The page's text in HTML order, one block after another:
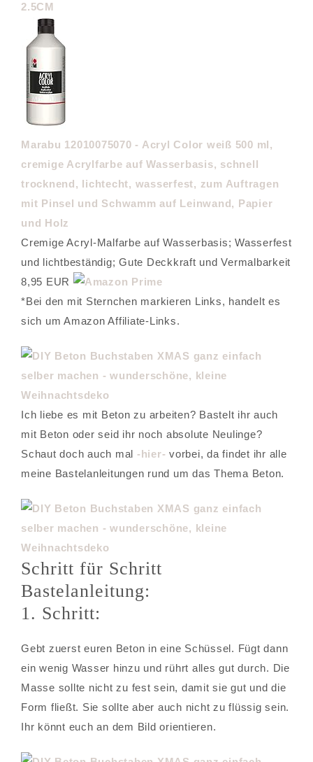
2.5CM
Marabu 12010075070 - Acryl Color weiß 500 ml,
cremige Acrylfarbe auf Wasserbasis, schnell
trocknend, lichtecht, wasserfest, zum Auftragen
mit Pinsel und Schwamm auf Leinwand, Papier
und Holz
Cremige Acryl-Malfarbe auf Wasserbasis; Wasserfest
und lichtbeständig; Gute Deckkraft und Vermalbarkeit
8,95 EUR
*Bei den mit Sternchen markieren Links, handelt es
sich um Amazon Affiliate-Links.
Ich liebe es mit Beton zu arbeiten? Bastelt ihr auch
mit Beton oder seid ihr noch absolute Neulinge?
Schaut doch auch mal -hier- vorbei, da findet ihr alle
meine Bastelanleitungen rund um das Thema Beton.
Schritt für Schritt
Bastelanleitung:
1. Schritt:
Gebt zuerst euren Beton in eine Schüssel. Fügt dann
ein wenig Wasser hinzu und rührt alles gut durch. Die
Masse sollte nicht zu fest sein, damit sie gut und die
Form fließt. Sie sollte aber auch nicht zu flüssig sein.
Ihr könnt euch an dem Bild orientieren.